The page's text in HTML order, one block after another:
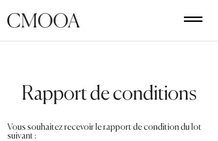
contenu
principal
Rapport de conditions
Vous souhaitez recevoir le rapport de condition du lot
suivant :